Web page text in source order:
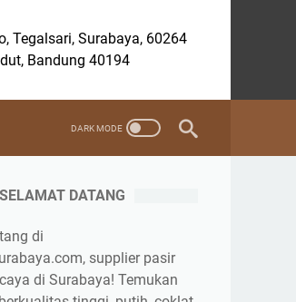
Tegalsari, Surabaya, 60264
Bandung 40194
SELAMAT DATANG
di
supplier pasir
di Surabaya! Temukan